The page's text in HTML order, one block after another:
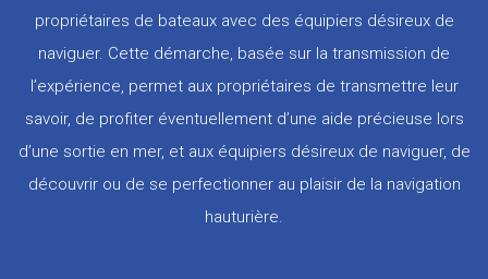
propriétaires de bateaux avec des équipiers désireux de
naviguer. Cette démarche, basée sur la transmission de
l’expérience, permet aux propriétaires de transmettre leur
savoir, de profiter éventuellement d’une aide précieuse lors
d’une sortie en mer, et aux équipiers désireux de naviguer, de
découvrir ou de se perfectionner au plaisir de la navigation
hauturière.